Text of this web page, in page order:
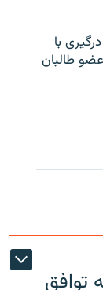
با
طالبان
توافق